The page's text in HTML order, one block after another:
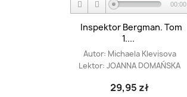
00:00
Inspektor Bergman. Tom
1....
Autor: Michaela Klevisova
Lektor: JOANNA DOMAŃSKA
29,95 zł